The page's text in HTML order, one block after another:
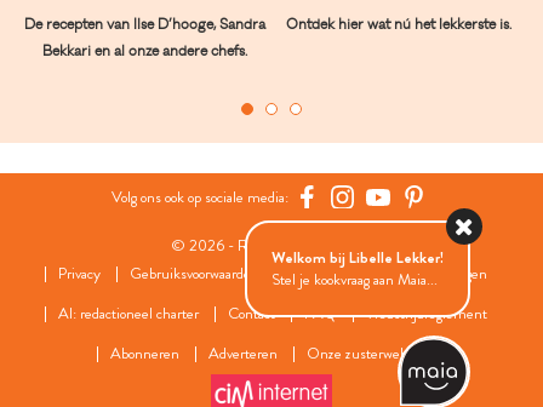
De recepten van Ilse D’hooge, Sandra
Bekkari en al onze andere chefs.
Ontdek hier wat nú het lekkerste is.
Volg ons ook op sociale media:
© 2026 - Roularta Media Group
Privacy
Gebruiksvoorwaarden Cookies
Cookies instellingen
AI: redactioneel charter
Contact FAQ
Wedstrijdreglement
Abonneren
Adverteren Onze zusterwebsites
Welkom bij Libelle Lekker!
Stel je kookvraag aan Maia...